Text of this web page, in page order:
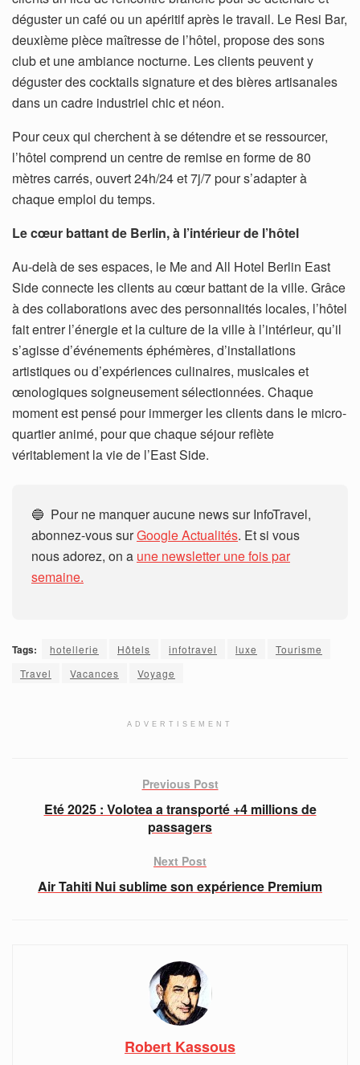
déguster un café ou un apéritif après le travail. Le Resi Bar,
deuxième pièce maîtresse de l’hôtel, propose des sons
club et une ambiance nocturne. Les clients peuvent y
déguster des cocktails signature et des bières artisanales
dans un cadre industriel chic et néon.
Pour ceux qui cherchent à se détendre et se ressourcer,
l’hôtel comprend un centre de remise en forme de 80
mètres carrés, ouvert 24h/24 et 7j/7 pour s’adapter à
chaque emploi du temps.
Le cœur battant de Berlin, à l’intérieur de l’hôtel
Au-delà de ses espaces, le Me and All Hotel Berlin East
Side connecte les clients au cœur battant de la ville. Grâce
à des collaborations avec des personnalités locales, l’hôtel
fait entrer l’énergie et la culture de la ville à l’intérieur, qu’il
s’agisse d’événements éphémères, d’installations
artistiques ou d’expériences culinaires, musicales et
œnologiques soigneusement sélectionnées. Chaque
moment est pensé pour immerger les clients dans le micro-
quartier animé, pour que chaque séjour reflète
véritablement la vie de l’East Side.
🔵 Pour ne manquer aucune news sur InfoTravel,
abonnez-vous surGoogle Actualités. Et si vous
nous adorez, on a une newsletter une fois par
semaine.
Tags: hotellerie Hôtels infotravel luxe
Tourisme
Travel
Vacances Voyage
ADVERTISEMENT
Previous Post
Eté 2025 : Volotea a transporté +4 millions de
passagers
Next Post
Air Tahiti Nui sublime son expérience Premium
Robert Kassous